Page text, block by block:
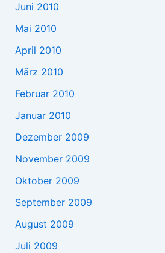
Juni 2010
Mai 2010
April 2010
März 2010
Februar 2010
Januar 2010
Dezember 2009
November 2009
Oktober 2009
September 2009
August 2009
Juli 2009